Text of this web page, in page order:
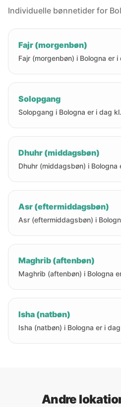
Individuelle bønnetider for
Fajr (morgenbøn)
Fajr (morgenbøn) i Bologna er i
Solopgang
Solopgang i Bologna er i dag
Dhuhr (middagsbøn)
Dhuhr (middagsbøn) i Bologna
Asr (eftermiddagsbøn)
Asr (eftermiddagsbøn) i
Maghrib (aftenbøn)
Maghrib (aftenbøn) i Bologna
Isha (natbøn)
Isha (natbøn) i Bologna er i
Andre